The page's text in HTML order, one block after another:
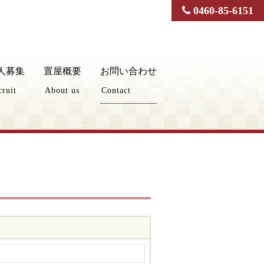
募集 置屋概要
About us
お問い合わせ
Contact
0460-85-6151